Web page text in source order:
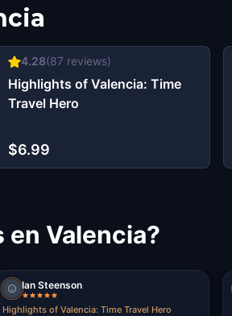
4.28(87 reviews)
Highlights of Valencia: Time
Travel Hero
$6.99
Valencia?
Ian Steenson
Highlights of Valencia: Time Travel Hero